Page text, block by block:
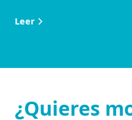
Leer
¿Quieres